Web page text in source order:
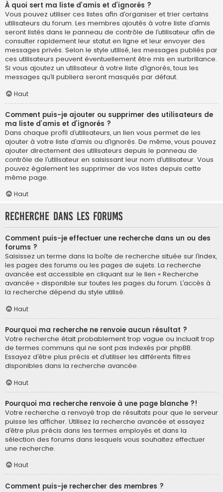
À quoi sert ma liste d’amis et d’ignorés ?
Vous pouvez utiliser ces listes afin d’organiser et trier certains
utilisateurs du forum. Les membres ajoutés à votre liste d’amis
seront listés dans le panneau de contrôle de l’utilisateur afin de
consulter rapidement leur statut en ligne et leur envoyer des
messages privés. Selon le style utilisé, les messages publiés par
ces utilisateurs peuvent éventuellement être mis en surbrillance.
Si vous ajoutez un utilisateur à votre liste d’ignorés, tous les
messages qu’il publiera seront masqués par défaut.
Haut
Comment puis-je ajouter ou supprimer des utilisateurs de
ma liste d’amis et d’ignorés ?
Dans chaque profil d’utilisateurs, un lien vous permet de les
ajouter à votre liste d’amis ou d’ignorés. De même, vous pouvez
ajouter directement des utilisateurs depuis le panneau de
contrôle de l’utilisateur en saisissant leur nom d’utilisateur. Vous
pouvez également les supprimer de vos listes depuis cette
même page.
Haut
Recherche dans les forums
Comment puis-je effectuer une recherche dans un ou des
forums ?
Saisissez un terme dans la boîte de recherche située sur l’index,
les pages des forums ou les pages de sujets. La recherche
avancée est accessible en cliquant sur le lien « Recherche
avancée » disponible sur toutes les pages du forum. L’accès à
la recherche dépend du style utilisé.
Haut
Pourquoi ma recherche ne renvoie aucun résultat ?
Votre recherche était probablement trop vague ou incluait trop
de termes communs qui ne sont pas indexés par phpBB.
Essayez d’être plus précis et d’utiliser les différents filtres
disponibles dans la recherche avancée.
Haut
Pourquoi ma recherche renvoie à une page blanche ?!
Votre recherche a renvoyé trop de résultats pour que le serveur
puisse les afficher. Utilisez la recherche avancée et essayez
d’être plus précis dans les termes employés et dans la
sélection des forums dans lesquels vous souhaitez effectuer
une recherche.
Haut
Comment puis-je rechercher des membres ?